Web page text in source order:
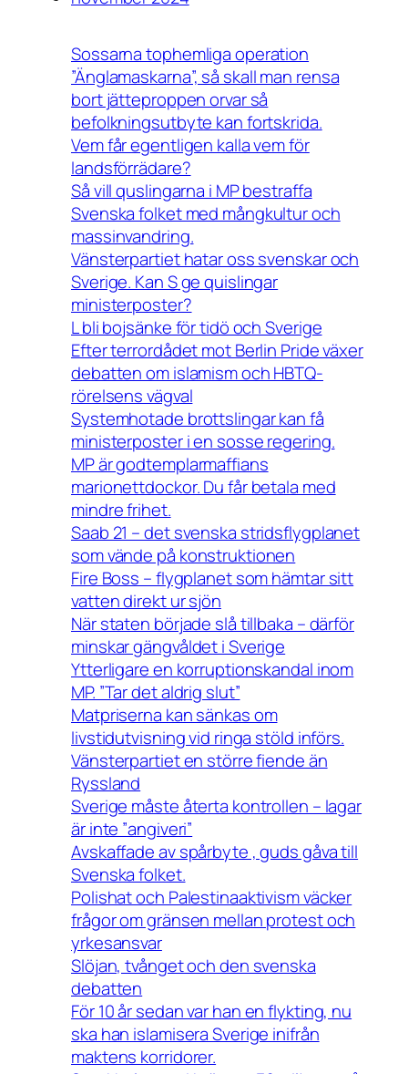
Sossarna tophemliga operation
”Änglamaskarna”, så skall man rensa
bort jätteproppen orvar så
befolkningsutbyte kan fortskrida.
Vem får egentligen kalla vem för
landsförrädare?
Så vill quslingarna i MP bestraffa
Svenska folket med mångkultur och
massinvandring.
Vänsterpartiet hatar oss svenskar och
Sverige. Kan S ge quislingar
ministerposter?
L bli bojsänke för tidö och Sverige
Efter terrordådet mot Berlin Pride växer
debatten om islamism och HBTQ-
rörelsens vägval
Systemhotade brottslingar kan få
ministerposter i en sosse regering.
MP är godtemplarmaffians
marionettdockor. Du får betala med
mindre frihet.
Saab 21 – det svenska stridsflygplanet
som vände på konstruktionen
Fire Boss – flygplanet som hämtar sitt
vatten direkt ur sjön
När staten började slå tillbaka – därför
minskar gängvåldet i Sverige
Ytterligare en korruptionskandal inom
MP. ”Tar det aldrig slut”
Matpriserna kan sänkas om
livstidutvisning vid ringa stöld införs.
Vänsterpartiet en större fiende än
Ryssland
Sverige måste återta kontrollen – lagar
är inte ”angiveri”
Avskaffade av spårbyte , guds gåva till
Svenska folket.
Polishat och Palestinaaktivism väcker
frågor om gränsen mellan protest och
yrkesansvar
Slöjan, tvånget och den svenska
debatten
För 10 år sedan var han en flykting, nu
ska han islamisera Sverige inifrån
maktens korridorer.